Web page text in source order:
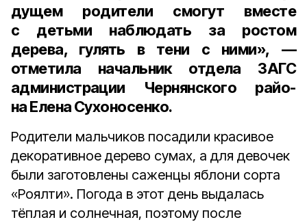
дущем родители смогут вместе
с детьми наблюдать за ростом
дерева, гулять в те­ни с ними», —
отметила начальник отдела ЗАГС
администрации Чернянского райо­
на Елена Сухоносенко.
Родители мальчиков посадили краси­вое
декоративное дерево сумах, а для девочек
были заготовле­ны саженцы яблони сорта
«Роялти». По­года в этот день выдалась
тёплая и сол­нечная, поэтому после